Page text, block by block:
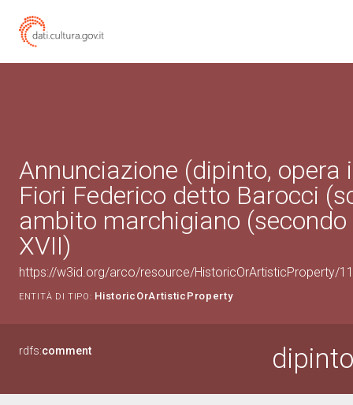
Annunciazione (dipinto, opera
Fiori Federico detto Barocci
ambito marchigiano
XVII)
https://w3id.org/arco/resource/HistoricOrArtisticProperty/
ENTITÀ DI TIPO: HistoricOrArtisticProperty
rdfs:comment